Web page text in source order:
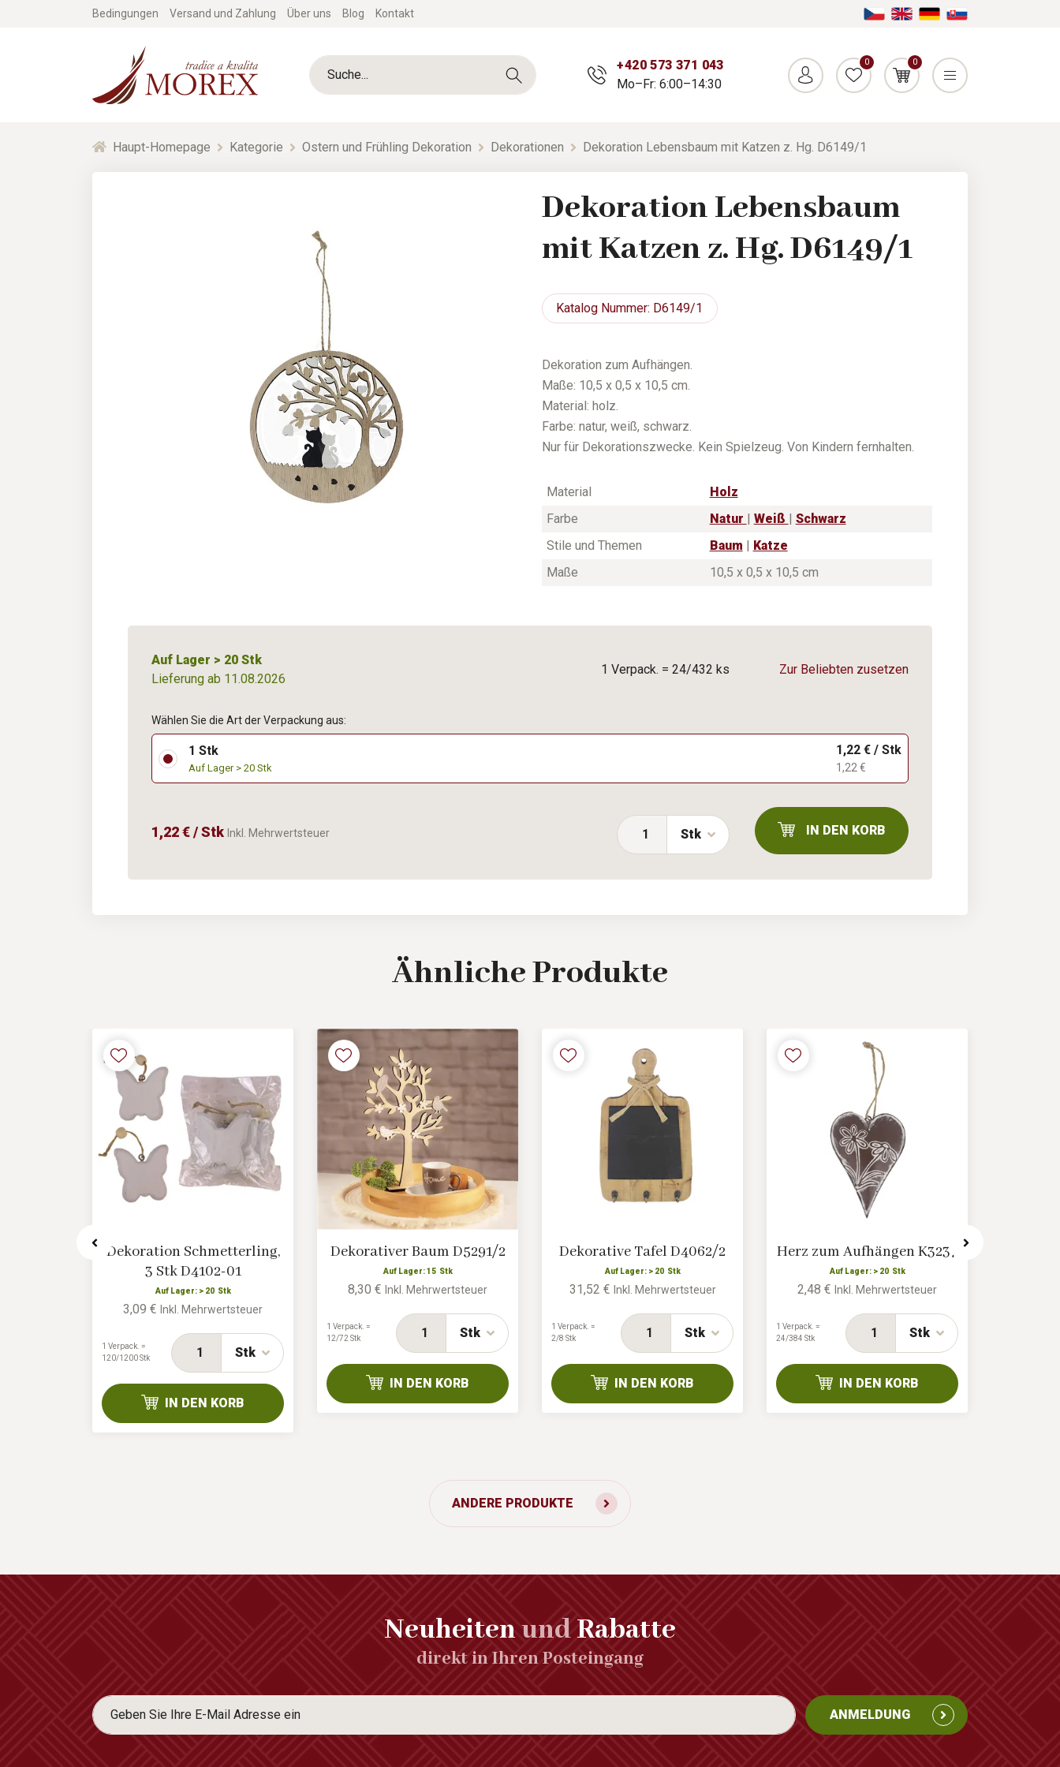
Bedingungen Versand und Zahlung Über uns Blog Kontakt
+420 573 371 043
Mo–Fr: 6:00–14:30
0 0
Haupt-Homepage Kategorie Ostern und Frühling Dekoration Dekorationen Dekoration Lebensbaum mit Katzen z. Hg. D6149/1
Dekoration Lebensbaum
mit Katzen z. Hg. D6149/1
Katalog Nummer: D6149/1
Dekoration zum Aufhängen.
Maße: 10,5 x 0,5 x 10,5 cm.
Material: holz.
Farbe: natur, weiß, schwarz.
Nur für Dekorationszwecke. Kein Spielzeug. Von Kindern fernhalten.
Material
Holz
Farbe
Natur Weiß
Schwarz
Stile und Themen
Baum
Katze
Maße
10,5 x 0,5 x 10,5 cm
Auf Lager > 20 Stk
Lieferung ab 11.08.2026
1 Verpack. = 24/432 ks Zur Beliebten zusetzen
Wählen Sie die Art der Verpackung aus:
1 Stk
Auf Lager > 20 Stk
1,22 € / Stk
1,22 €
1,22 € / Stk Inkl. Mehrwertsteuer Stk IN DEN KORB
ÄhnlicheProdukte
Dekoration Schmetterling,
3 Stk D4102-01
Auf Lager: > 20 Stk
3,09 € Inkl. Mehrwertsteuer
Stk
1 Verpack. =
120/1200 Stk
IN DEN KORB
Dekorativer Baum D5291/2
Auf Lager: 15 Stk
8,30 € Inkl. Mehrwertsteuer
Stk
1 Verpack. =
12/72 Stk
IN DEN KORB
Dekorative Tafel D4062/2
Auf Lager: > 20 Stk
31,52 € Inkl. Mehrwertsteuer
Stk
1 Verpack. =
2/8 Stk
IN DEN KORB
Herz zum Aufhängen K3237
Auf Lager: > 20 Stk
2,48 € Inkl. Mehrwertsteuer
Stk
1 Verpack. =
24/384 Stk
IN DEN KORB
ANDERE PRODUKTE
NeuheitenundRabatte
direkt in Ihren Posteingang
ANMELDUNG